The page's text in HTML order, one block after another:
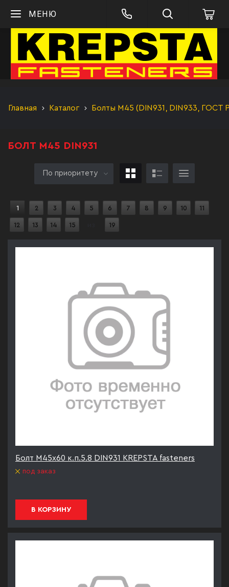
МЕНЮ
Главная Каталог Болты М45 (DIN931, DIN933,
БОЛТ М45 DIN931
По приоритету
1 2 3 4 5 6 7 8 9 10 11
12 13 14 15 19
Болт М45х60 к.п.5.8 DIN931 KREPSTA fasteners
под заказ
В КОРЗИНУ